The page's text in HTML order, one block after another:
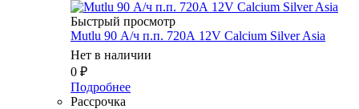
Быстрый просмотр
Mutlu 90 А/ч п.п. 720А 12V Calcium Silver Asia
Нет в наличии
0 ₽
Подробнее
Рассрочка